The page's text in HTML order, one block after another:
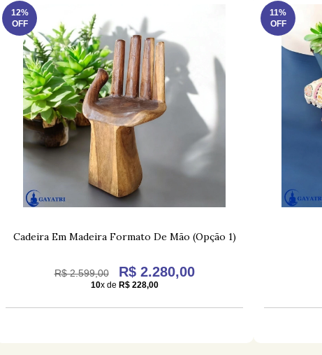
12%
OFF
Cadeira Em Madeira Formato De Mão (Opção 1)
R$ 2.599,00 R$ 2.280,00
10x de R$ 228,00
11%
OFF